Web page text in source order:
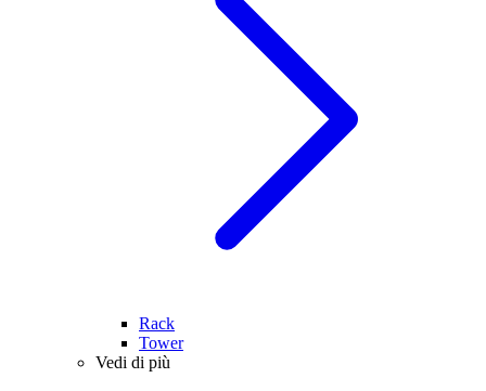
Rack
Tower
Vedi di più